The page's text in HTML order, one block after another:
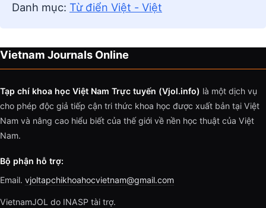
Danh mục: Từ điển Việt - Việt
Vietnam Journals Online
Tạp chí khoa học Việt Nam Trực tuyến (Vjol.info) là một dịch vụ
cho phép độc giả tiếp cận tri thức khoa học được xuất bản tại Việt
Nam và nâng cao hiểu biết của thế giới về nền học thuật của Việt
Nam.
Bộ phận hỗ trợ:
Email. vjoltapchikhoahocvietnam@gmail.com
VietnamJOL do INASP tài trợ.